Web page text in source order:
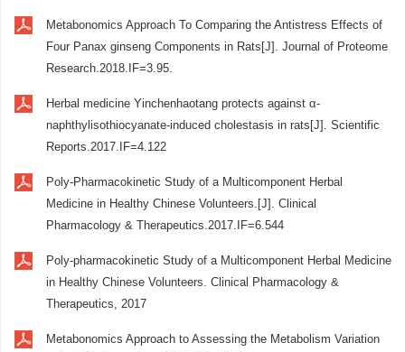
Metabonomics Approach To Comparing the Antistress Effects of
Four Panax ginseng Components in Rats[J]. Journal of Proteome
Research.2018.IF=3.95.
Herbal medicine Yinchenhaotang protects against α-
naphthylisothiocyanate-induced cholestasis in rats[J]. Scientific
Reports.2017.IF=4.122
Poly-Pharmacokinetic Study of a Multicomponent Herbal
Medicine in Healthy Chinese Volunteers.[J]. Clinical
Pharmacology & Therapeutics.2017.IF=6.544
Poly-pharmacokinetic Study of a Multicomponent Herbal Medicine
in Healthy Chinese Volunteers. Clinical Pharmacology &
Therapeutics, 2017
Metabonomics Approach to Assessing the Metabolism Variation